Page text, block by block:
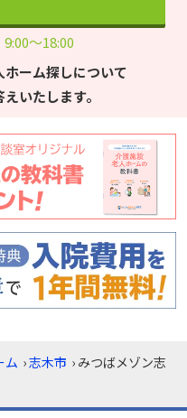
9:00～18:00
ーム探しについて
いたします。
ム ›志木市 › みつばメゾン志